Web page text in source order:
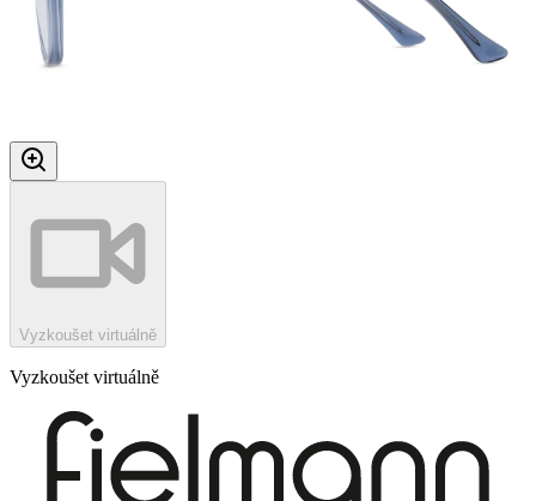
Vyzkoušet virtuálně
Vyzkoušet virtuálně